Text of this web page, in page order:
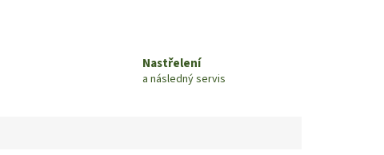
Nastřelení
a následný servis